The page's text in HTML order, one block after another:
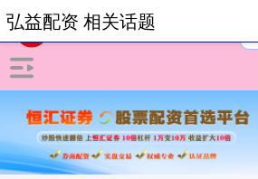
弘益配资 相关话题